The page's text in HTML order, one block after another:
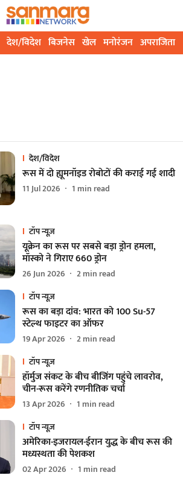
देश/विदेश बिजनेस खेल मनोरंजन अपराजिता
देश/विदेश
रूस में दो ह्यूमनॉइड रोबोटों की कराई गई शादी
11 Jul 2026 1 min read
टॉप न्यूज़
यूक्रेन का रूस पर सबसे बड़ा ड्रोन हमला,
मॉस्को ने गिराए 660 ड्रोन
26 Jun 2026 2min read
टॉप न्यूज़
रूस का बड़ा दांव: भारत को 100 Su-57
स्टेल्थ फाइटर का ऑफर
19 Apr 2026 2min read
टॉप न्यूज़
हॉर्मुज संकट के बीच बीजिंग पहुंचे लावरोव,
चीन-रूस करेंगे रणनीतिक चर्चा
13 Apr 2026 1 min read
टॉप न्यूज़
अमेरिका-इजरायल-ईरान युद्ध के बीच रूस की
मध्यस्थता की पेशकश
02 Apr 2026 1 min read